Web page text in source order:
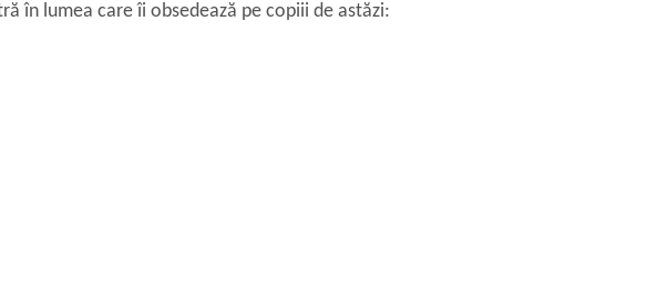
în lumea care îi obsedează pe copiii de astăzi: